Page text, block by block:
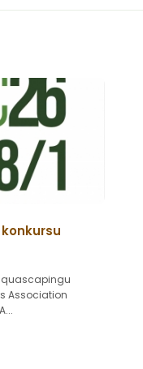
konkursu
Association